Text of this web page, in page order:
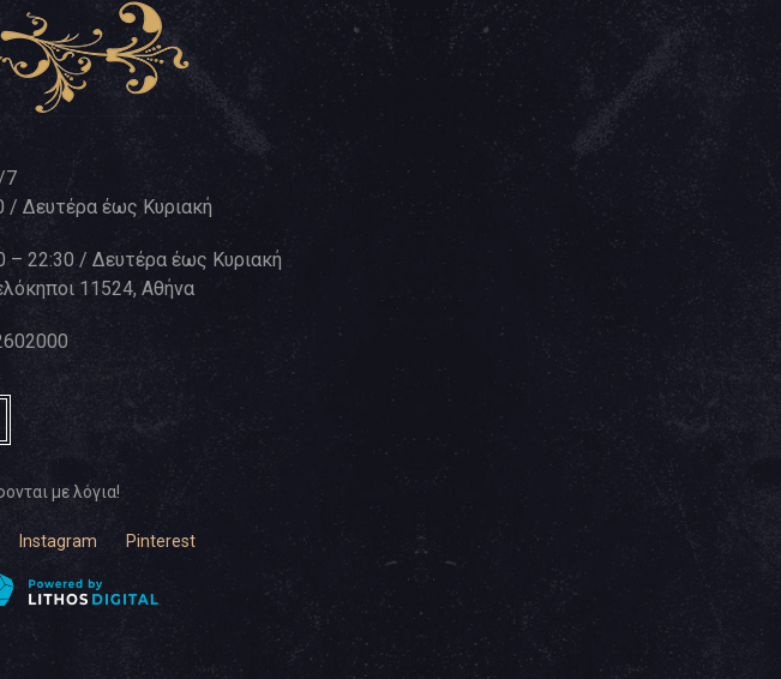
7
/ Δευτέρα έως Κυριακή
– 22:30 / Δευτέρα έως Κυριακή
11524, Αθήνα
με λόγια!
Instagram Pinterest